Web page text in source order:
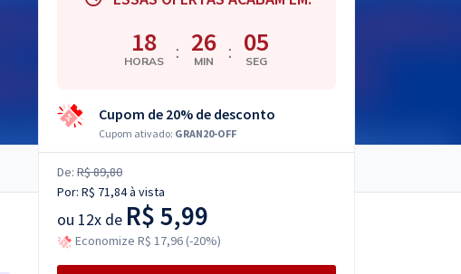
18
HORAS : 26
MIN : 04
SEG
Cupom de 20% de desconto
Cupom ativado: GRAN20-OFF
De: R$ 89,80
Por: R$ 71,84à vista
ou 12x de R$ 5,99
Economize R$ 17,96 (-20%)